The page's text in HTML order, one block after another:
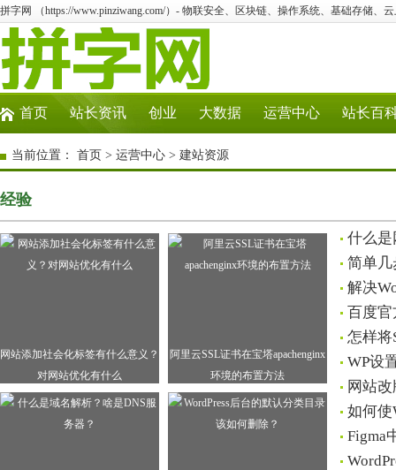
拼字网 （https://www.pinziwang.com/）- 物联安全、区块链、操作系统、基础存储、
首页 站长资讯 创业 大数据 运营中心 站长百
当前位置： 首页 > 运营中心 > 建站资源
经验
网站添加社会化标签有什么意义？
对网站优化有什么
阿里云SSL证书在宝塔apachenginx
环境的布置方法
什么是
简单
解决
百度官
怎样将
WP设
网站
如何使
Figma